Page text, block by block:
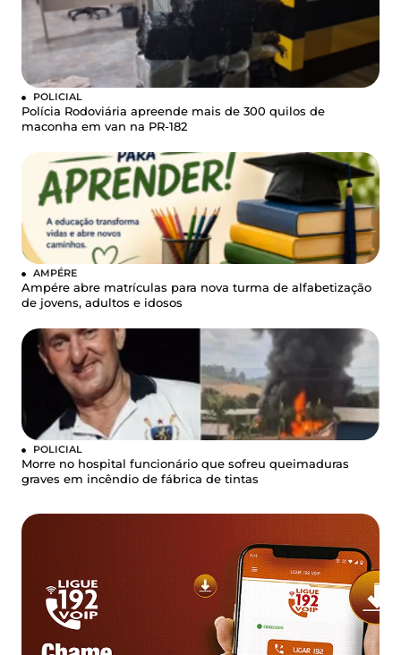
POLICIAL
Polícia Rodoviária apreende mais de 300 quilos de
maconha em van na PR-182
AMPÉRE
Ampére abre matrículas para nova turma de alfabetização
de jovens, adultos e idosos
POLICIAL
Morre no hospital funcionário que sofreu queimaduras
graves em incêndio de fábrica de tintas